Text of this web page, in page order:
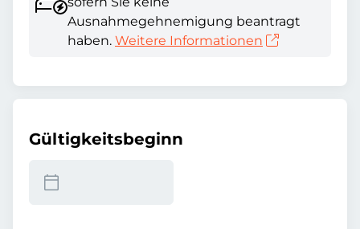
Ausnahmegehnemigung beantragt
haben. Weitere Informationen
Gültigkeitsbeginn